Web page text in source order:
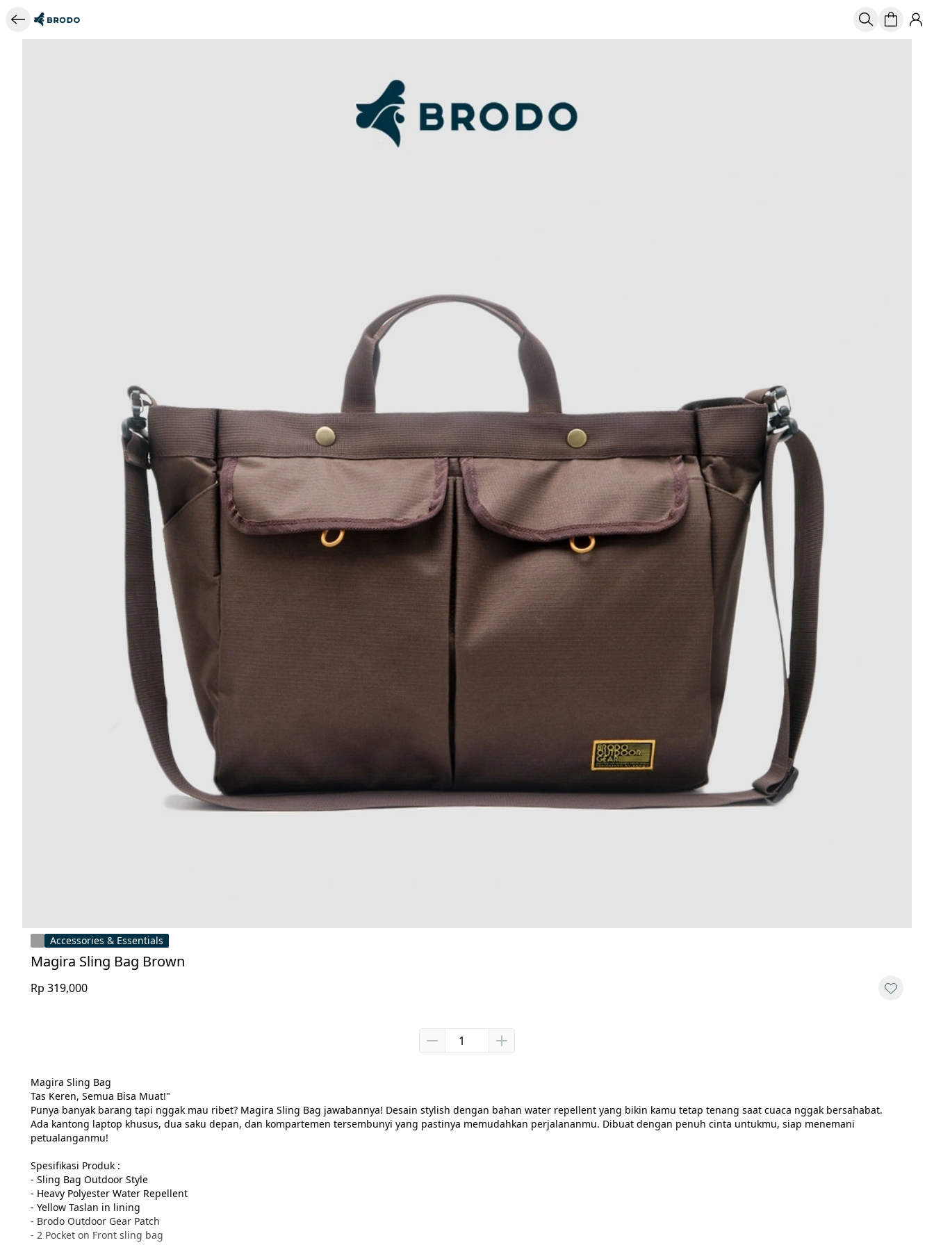
Accessories & Essentials
Magira Sling Bag Brown
Rp 319,000
Magira Sling Bag
Tas Keren, Semua Bisa Muat!"
Punya banyak barang tapi nggak mau ribet? Magira Sling Bag jawabannya! Desain stylish dengan bahan water repellent yang bikin kamu tetap tenang saat cuaca nggak bersahabat.
Ada kantong laptop khusus, dua saku depan, dan kompartemen tersembunyi yang pastinya memudahkan perjalananmu. Dibuat dengan penuh cinta untukmu, siap menemani
petualanganmu!
Spesifikasi Produk :
- Sling Bag Outdoor Style
- Heavy Polyester Water Repellent
- Yellow Taslan in lining
- Brodo Outdoor Gear Patch
- 2 Pocket on Front sling bag